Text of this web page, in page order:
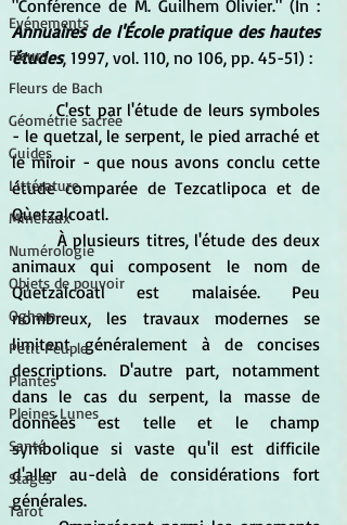
Evénements
Fleurs
Fleurs de Bach
Géométrie sacrée
Guides
Littérature
Minéraux
Numérologie
Objets de pouvoir
Ogham
Petit Peuple
Plantes
Pleines Lunes
Santé
Stages
Tarot
Annuaires de l'École pratique des hautes
études, 1997, vol. 110, no 106, pp. 45-51) :
	C'est par l'étude de leurs symboles
- le quetzal, le serpent, le pied arraché et
le miroir - que nous avons conclu cette
étude comparée de Tezcatlipoca et de
Qùetzalcoatl.
	À plusieurs titres, l'étude des deux
animaux qui composent le nom de
Qùetzalcoatl est malaisée. Peu
nombreux, les travaux modernes se
limitent généralement à de concises
descriptions. D'autre part, notamment
dans le cas du serpent, la masse de
données est telle et le champ
symbolique si vaste qu'il est difficile
d'aller au-delà de considérations fort
générales.